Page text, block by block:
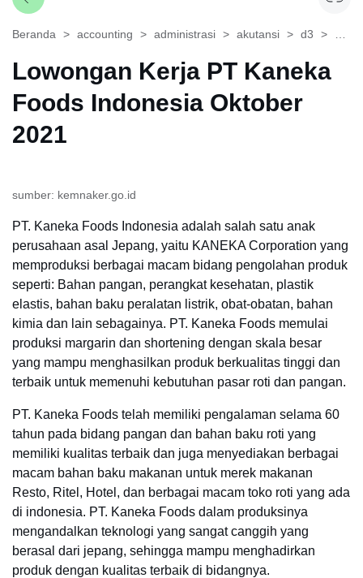
Beranda accounting administrasi akutansi d3
Lowongan Kerja PT Kaneka
Foods Indonesia Oktober
2021
sumber: kemnaker.go.id
PT. Kaneka Foods Indonesia adalah salah satu anak
perusahaan asal Jepang, yaitu KANEKA Corporation yang
memproduksi berbagai macam bidang pengolahan produk
seperti: Bahan pangan, perangkat kesehatan, plastik
elastis, bahan baku peralatan listrik, obat-obatan, bahan
kimia dan lain sebagainya. PT. Kaneka Foods memulai
produksi margarin dan shortening dengan skala besar
yang mampu menghasilkan produk berkualitas tinggi dan
terbaik untuk memenuhi kebutuhan pasar roti dan pangan.
PT. Kaneka Foods telah memiliki pengalaman selama 60
tahun pada bidang pangan dan bahan baku roti yang
memiliki kualitas terbaik dan juga menyediakan berbagai
macam bahan baku makanan untuk merek makanan
Resto, Ritel, Hotel, dan berbagai macam toko roti yang ada
di indonesia. PT. Kaneka Foods dalam produksinya
mengandalkan teknologi yang sangat canggih yang
berasal dari jepang, sehingga mampu menghadirkan
produk dengan kualitas terbaik di bidangnya.